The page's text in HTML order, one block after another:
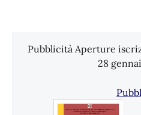
Pubblicità Aperture
28